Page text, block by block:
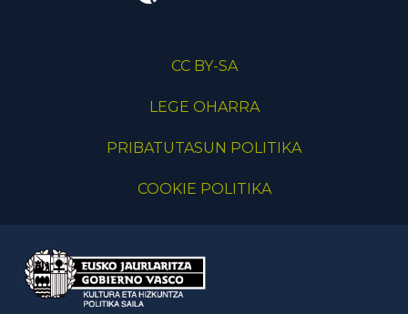
CC BY-SA
LEGE OHARRA
PRIBATUTASUN POLITIKA
COOKIE POLITIKA